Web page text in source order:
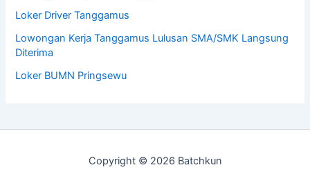
Loker Driver Tanggamus
Lowongan Kerja Tanggamus Lulusan SMA/SMK Langsung
Diterima
Loker BUMN Pringsewu
Copyright © 2026 Batchkun